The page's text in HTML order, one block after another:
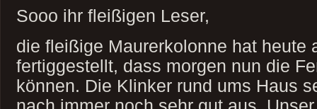
Sooo ihr fleißigen Leser,
die fleißige Maurerkolonne hat heute
fertiggestellt, dass morgen nun die
können. Die Klinker rund ums Haus